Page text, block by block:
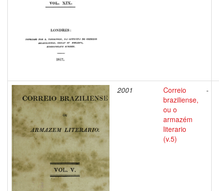
2001
Correio
braziliense,
ou o
armazém
literario
(v.5)
-